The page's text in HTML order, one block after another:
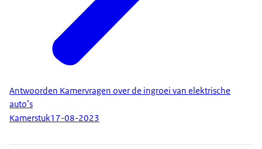
Antwoorden Kamervragen over de ingroei van elektrische
auto’s
Kamerstuk17-08-2023